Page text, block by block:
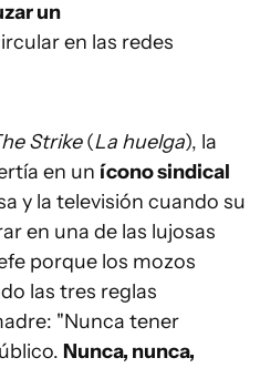
un
en las redes
Strike(La huelga), la
en un ícono sindical
y la televisión cuando su
en una de las lujosas
porque los mozos
las tres reglas
"Nunca tener
Nunca, nunca,